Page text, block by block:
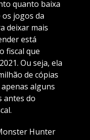
quanto baixa
jogos da
deixar mais
está
fiscal que
Ou seja, ela
de cópias
alguns
antes do
Hunter